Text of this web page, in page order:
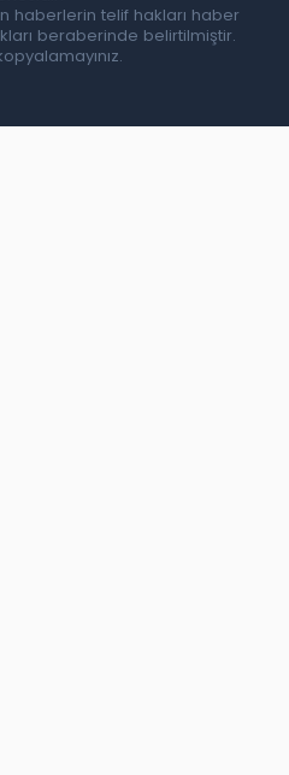
haberlerin telif hakları haber
beraberinde belirtilmiştir.